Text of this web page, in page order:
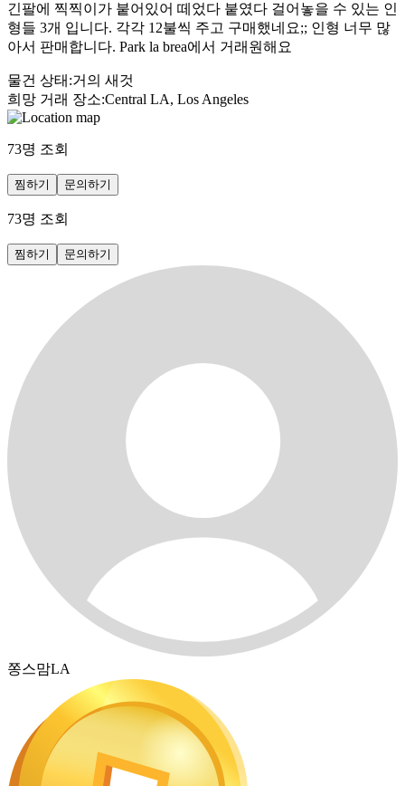
긴팔에 찍찍이가 붙어있어 떼었다 붙였다 걸어놓을 수 있는 인
형들 3개 입니다. 각각 12불씩 주고 구매했네요;; 인형 너무 많
아서 판매합니다. Park la brea에서 거래원해요
물건 상태 :거의 새것
희망 거래 장소:Central LA, Los Angeles
73명 조회
찜하기 문의하기
73명 조회
찜하기 문의하기
쫑스맘LA